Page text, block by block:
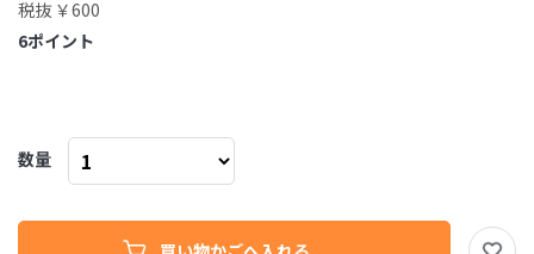
税抜 ￥600
ポイント
6
数量